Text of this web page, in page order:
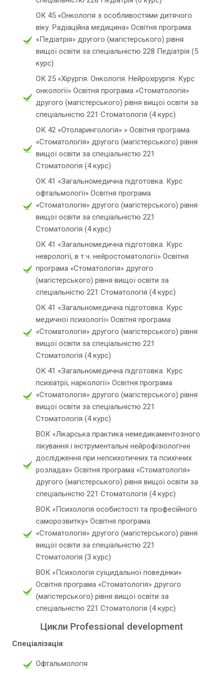
ОК 45 «Онкологія з особливостями дитячого
віку. Радіаційна медицина» Освітня програма
«Педіатрія» другого (магістерського) рівня
вищої освіти за спеціальністю 228 Педіатрія (5
курс)
ОК 25 «Хірургія. Онкологія. Нейрохірургія. Курс
онкології» Освітня програма «Стоматологія»
другого (магістерського) рівня вищої освіти за
спеціальністю 221 Стоматологія (4 курс)
ОК 42 «Отоларингологія» » Освітня програма
«Стоматологія» другого (магістерського) рівня
вищої освіти за спеціальністю 221
Стоматологія (4 курс)
ОК 41 «Загальномедична підготовка. Курс
офтальмології» Освітня програма
«Стоматологія» другого (магістерського) рівня
вищої освіти за спеціальністю 221
Стоматологія (4 курс)
ОК 41 «Загальномедична підготовка. Курс
неврології, в т.ч. нейростоматології» Освітня
програма «Стоматологія» другого
(магістерського) рівня вищої освіти за
спеціальністю 221 Стоматологія (4 курс)
ОК 41 «Загальномедична підготовка. Курс
медичної психології» Освітня програма
«Стоматологія» другого (магістерського) рівня
вищої освіти за спеціальністю 221
Стоматологія (4 курс)
ОК 41 «Загальномедична підготовка. Курс
психіатрії, наркології» Освітня програма
«Стоматологія» другого (магістерського) рівня
вищої освіти за спеціальністю 221
Стоматологія (4 курс)
ВОК «Лікарська практика немедикаментозного
лікування і інструментальні нейрофізіологічні
дослідження при непсихотичних та психічних
розладах» Освітня програма «Стоматологія»
другого (магістерського) рівня вищої освіти за
спеціальністю 221 Стоматологія (4 курс)
ВОК «Психологія особистості та професійного
саморозвитку» Освітня програма
«Стоматологія» другого (магістерського) рівня
вищої освіти за спеціальністю 221
Стоматологія (3 курс)
ВОК «Психологія суїцидальної поведінки»
Освітня програма «Стоматологія» другого
(магістерського) рівня вищої освіти за
спеціальністю 221 Стоматологія (4 курс)
Цикли Professional development
Спеціалізація:
Офтальмологія